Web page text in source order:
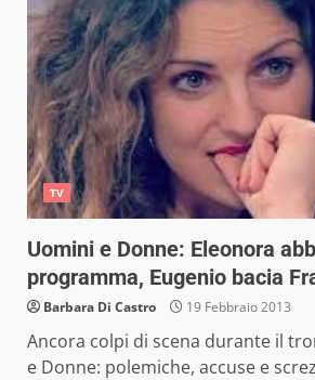
TV
Uomini e Donne: Eleonora
programma, Eugenio bacia
Barbara Di Castro 19 Febbraio 2013
Ancora colpi di scena durante il
e Donne: polemiche, accuse e